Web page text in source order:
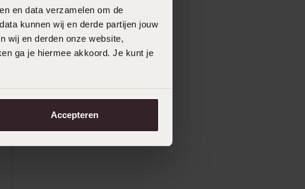
en data verzamelen om de
kunnen wij en derde partijen jouw
wij en derden onze website,
ga je hiermee akkoord. Je kunt je
Accepteren